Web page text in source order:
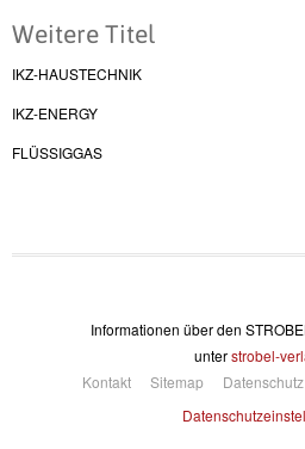
Weitere Titel
IKZ-HAUSTECHNIK
IKZ-ENERGY
FLÜSSIGGAS
Informationen über den
unterstrobel-
Kontakt
Sitemap Datenschutz